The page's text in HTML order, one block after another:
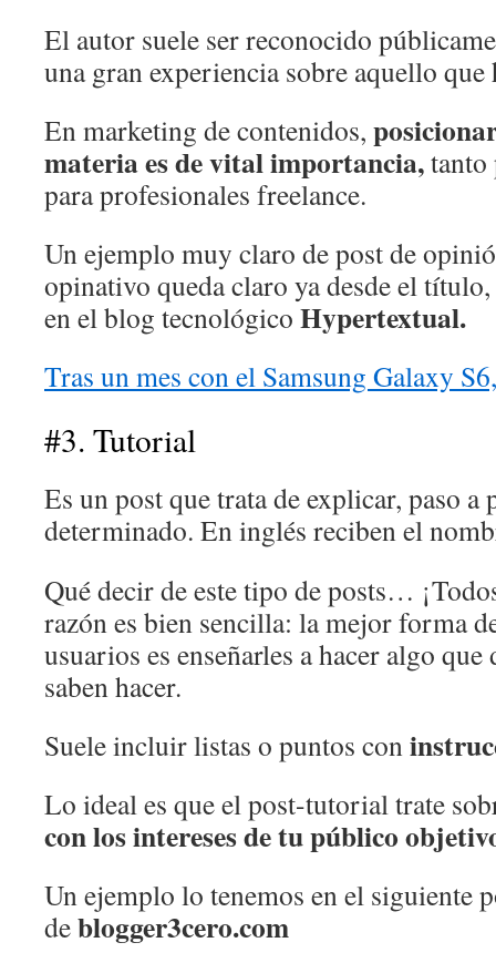
El autor suele ser reconocido
una gran experiencia sobre aquello que
En marketing de contenidos,
materia es de vital importancia,tanto
para profesionales freelance.
Un ejemplo muy claro de post de
opinativo queda claro ya desde el
en el blog tecnológico Hypertextual.
Tras un mes con el Samsung Galaxy
#3. Tutorial
Es un post que trata de explicar, paso a
determinado. En inglés reciben el
Qué decir de este tipo de posts…
razón es bien sencilla: la mejor forma
usuarios es enseñarles a hacer algo que
saben hacer.
Suele incluir listas o puntos con
Lo ideal es que el post-tutorial trate
con los intereses de tu público
Un ejemplo lo tenemos en el siguiente
deblogger3cero.com